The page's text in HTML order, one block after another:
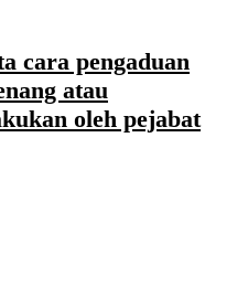
cara pengaduan
atau
oleh pejabat